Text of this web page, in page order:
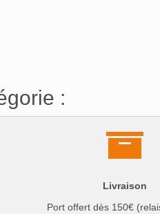
:
Livraison
Port offert dès 150€